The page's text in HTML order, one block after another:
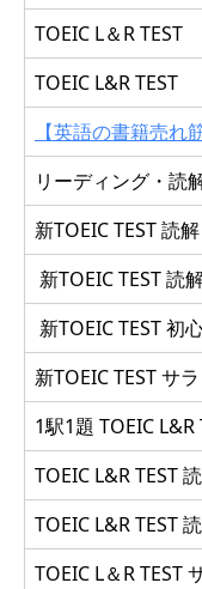
TOEIC L＆R
TOEIC L&R
【英語の書籍売れ
リーディング・読
新TOEIC TEST 読
新TOEIC TEST 読
新TOEIC TEST 初
新TOEIC TEST サ
1駅1題 TOEIC
TOEIC L&R TEST
TOEIC L&R TEST
TOEIC L＆R TEST